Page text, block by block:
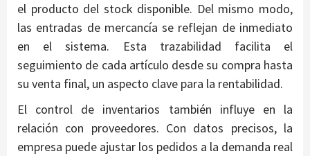
el producto del stock disponible. Del mismo modo,
las entradas de mercancía se reflejan de inmediato
en el sistema. Esta trazabilidad facilita el
seguimiento de cada artículo desde su compra hasta
su venta final, un aspecto clave para la rentabilidad.
El control de inventarios también influye en la
relación con proveedores. Con datos precisos, la
empresa puede ajustar los pedidos a la demanda real